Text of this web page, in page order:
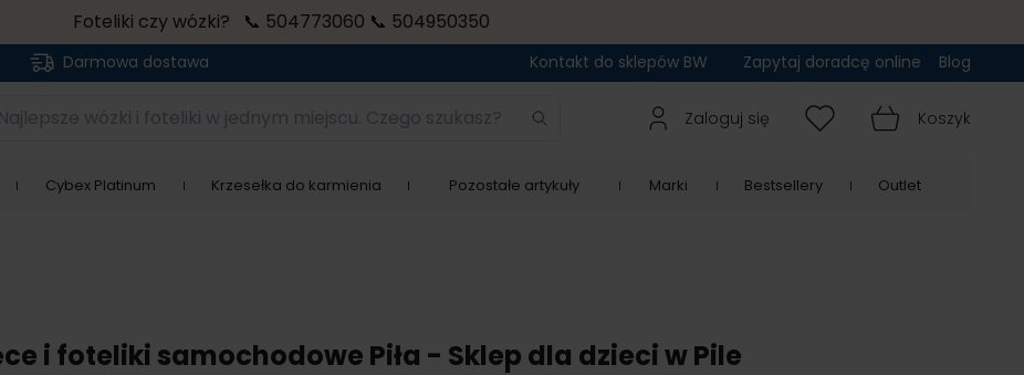
Foteliki czy wózki? 📞 504773060 📞 504950350
Darmowa dostawa Kontakt do sklepów BW Zapytaj doradcę online Blog
wózki i foteliki w jednym miejscu. Czego szukasz? Zaloguj się Koszyk
Cybex Platinum Krzesełka do karmienia Pozostałe artykuły Marki Bestsellery Outlet
i foteliki samochodowe Piła - Sklep dla dzieci w Pile